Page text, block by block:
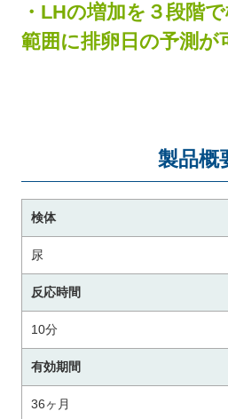
・LHの増加を３段階
範囲に排卵日の予測が
製品概
検体
尿
反応時間
10分
有効期間
36ヶ月